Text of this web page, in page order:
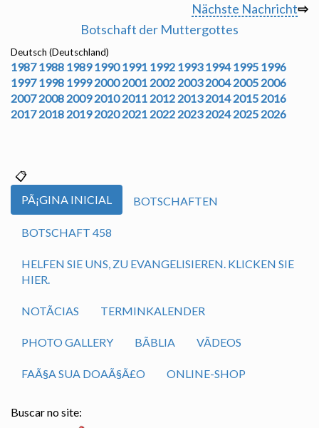
Nächste Nachricht⇨
Botschaft der Muttergottes
Deutsch (Deutschland)
1987 1988 1989 1990 1991 1992 1993 1994 1995 1996
1997 1998 1999 2000 2001 2002 2003 2004 2005 2006
2007 2008 2009 2010 2011 2012 2013 2014 2015 2016
2017 2018 2019 2020 2021 2022 2023 2024 2025 2026
PÃ¡GINA INICIAL BOTSCHAFTEN
BOTSCHAFT 458
HELFEN SIE UNS, ZU EVANGELISIEREN. KLICKEN SIE
HIER.
NOTÃ­CIAS TERMINKALENDER
PHOTO GALLERY BÃ­BLIA VÃ­DEOS
FAÃ§A SUA DOAÃ§Ã£O ONLINE-SHOP
Buscar no site: